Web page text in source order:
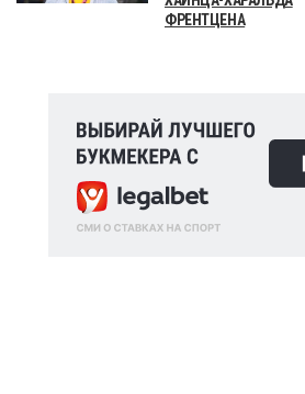
ФРЕНТЦЕНА